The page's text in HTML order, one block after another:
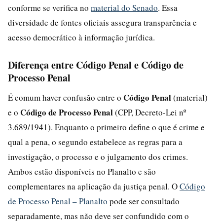
conforme se verifica no material do Senado. Essa
diversidade de fontes oficiais assegura transparência e
acesso democrático à informação jurídica.
Diferença entre Código Penal e Código de
Processo Penal
É comum haver confusão entre o Código Penal(material)
e o Código de Processo Penal(CPP, Decreto-Lei nº
3.689/1941). Enquanto o primeiro define o que é crime e
qual a pena, o segundo estabelece as regras para a
investigação, o processo e o julgamento dos crimes.
Ambos estão disponíveis no Planalto e são
complementares na aplicação da justiça penal. OCódigo
de Processo Penal – Planalto pode ser consultado
separadamente, mas não deve ser confundido com o